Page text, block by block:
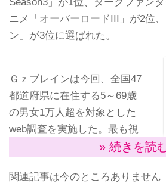
ニメ「オーバーロードIII」が2位
ン」が3位に選ばれた。
Ｇｚブレインは今回、全国47
都道府県に在住する5～69歳
の男女1万人超を対象とした
web調査を実施した。最も視
聴意向が高かった夏アニメ番
離す圧倒的な票数で「進撃の
» 続きを読
関連記事は今のところありません